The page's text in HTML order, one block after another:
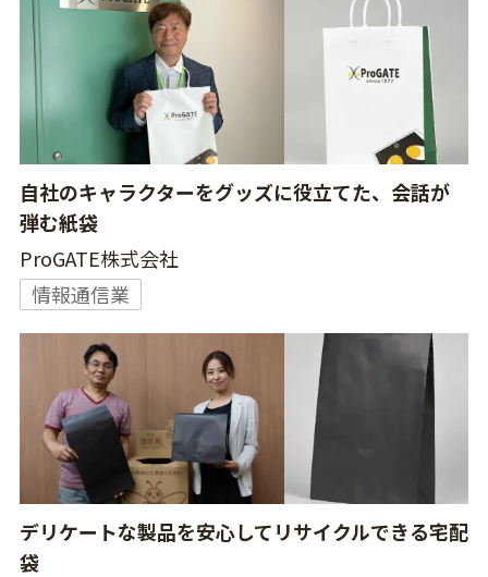
自社のキャラクターをグッズに役立てた、会話が
弾む紙袋
ProGATE株式会社
情報通信業
デリケートな製品を安心してリサイクルできる宅配
袋